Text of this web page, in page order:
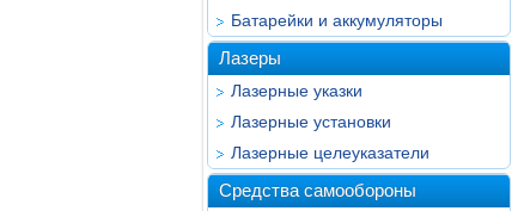
Батарейки и аккумуляторы
Лазеры
Лазерные указки
Лазерные установки
Лазерные целеуказатели
Средства самообороны